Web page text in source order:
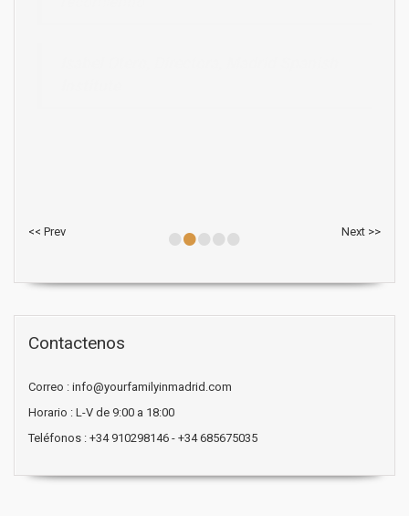
<< Prev ••••• Next >>
Contactenos
Correo : info@yourfamilyinmadrid.com
Horario : L-V de 9:00 a 18:00
Teléfonos : +34 910298146 - +34 685675035